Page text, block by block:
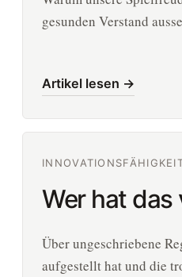
gesunden Verstand
Artikel lesen →
Wer hat das
Über ungeschriebene
aufgestellt hat und die